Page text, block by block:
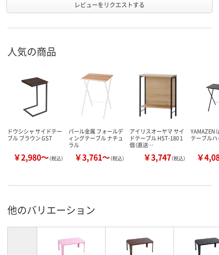
レビューをリクエストする
人気の商品
ドウシシャ サイドテー
ブル ブラウン GST
￥2,980～（税込）
パール金属 フォールデ
ィングテーブル ナチュ
ラル
￥3,761～（税込）
アイリスオーヤマ サイ
ドテーブル HST-180 1
個（直送…
￥3,747（税込）
YAMAZEN
テーブルハ
￥
他のバリエーション